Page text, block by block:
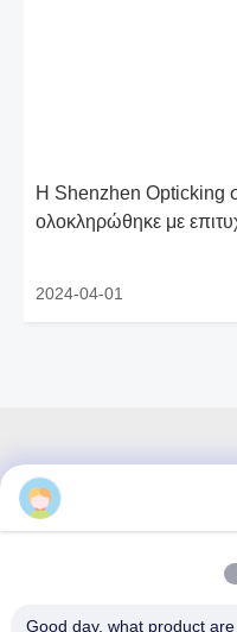
Η Shenzhen Opticking
ολοκληρώθηκε με
2024-04-01
3F, τετράγωνο #7,
Ηλεκτρονικό
Good day, what product